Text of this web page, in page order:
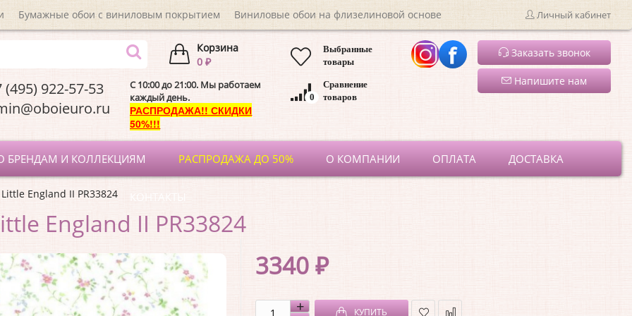
Бумажные обои с виниловым покрытием Виниловые обои на флизелиновой основе Личный кабинет
Корзина
0 ₽
922-57-53
C 10:00 до 21:00. Мы работаем
каждый день.
РАСПРОДАЖА!! СКИДКИ
50%!!!
Выбранные
товары
Сравнение
товаров
0
Заказать звонок
Напишите нам
БРЕНДАМ И КОЛЛЕКЦИЯМ РАСПРОДАЖА ДО 50% О КОМПАНИИ ОПЛАТА ДОСТАВКА
КОНТАКТЫ
England II PR33824
England II PR33824
3340 ₽
КУПИТЬ